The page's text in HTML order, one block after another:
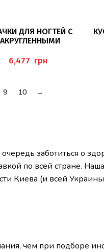
В КОРЗИНУ
ДЛЯ НОГТЕЙ С
ПРИ РАБОТЕ С
СТОПОЙ)
грн
9 10 →
заботиться о
по всей стране.
Киева (и всей
чем при подборе